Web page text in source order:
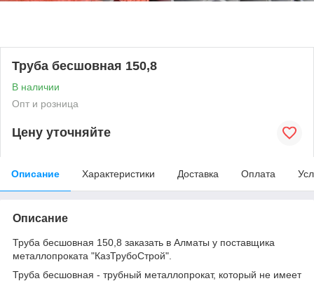
Труба бесшовная 150,8
В наличии
Опт и розница
Цену уточняйте
Описание Характеристики Доставка Оплата
Описание
Труба бесшовная 150,8 заказать в Алматы у поставщика
металлопроката "КазТрубоСтрой".
Труба бесшовная - трубный металлопрокат, который не имеет